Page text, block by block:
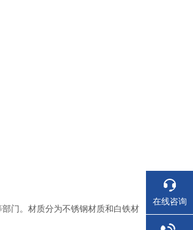
门。材质分为不锈钢材质和白铁材
在线咨询